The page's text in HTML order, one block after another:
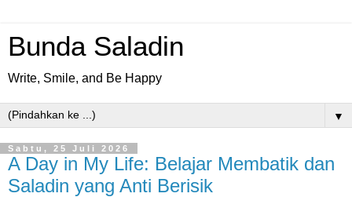
Bunda Saladin
Write, Smile, and Be Happy
▼
Sabtu, 25 Juli 2026
A Day in My Life: Belajar Membatik dan
Saladin yang Anti Berisik